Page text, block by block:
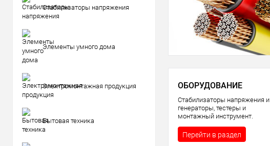
Стабилизаторы напряжения
Элементы умного дома
Электромонтажная продукция
Бытовая техника
ОБОРУДОВАНИЕ
Стабилизаторы напряжения и
генераторы, тестеры и
монтажный инструмент.
Перейти в раздел